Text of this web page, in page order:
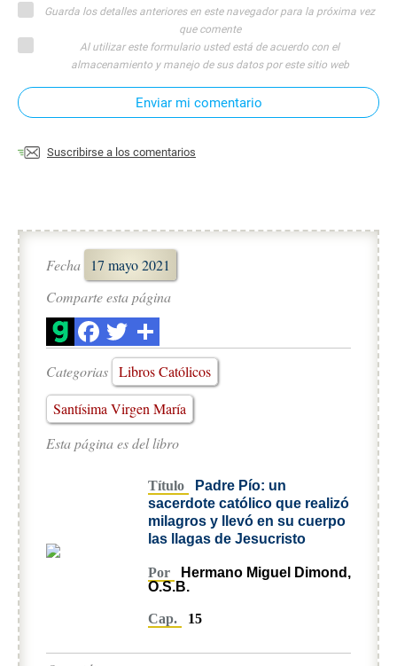
Guarda los detalles anteriores en este navegador para la próxima vez
que comente
Al utilizar este formulario usted está de acuerdo con el
almacenamiento y manejo de sus datos por este sitio web
Enviar mi comentario
Suscribirse a los comentarios
Fecha
17 mayo 2021
Comparte esta página
Categorias Libros Católicos
Santísima Virgen María
Esta página es del libro
Título
Padre Pío: un
sacerdote católico que realizó
milagros y llevó en su cuerpo
las llagas de Jesucristo
Por
Hermano Miguel Dimond,
O.S.B.
Cap. 15